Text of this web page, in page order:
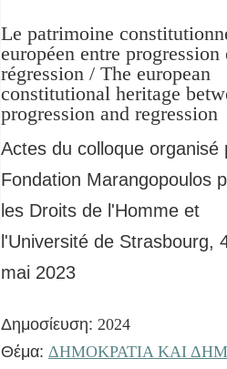
Le patrimoine
européen entre progression
régression / The european
constitutional heritage
progression and regression
Actes du colloque organisé
Fondation Marangopoulos
les Droits de l'Homme et
l'Université de Strasbourg,
mai 2023
Δημοσίευση: 2024
Θέμα: ΔΗΜΟΚΡΑΤΙΑ ΚΑΙ